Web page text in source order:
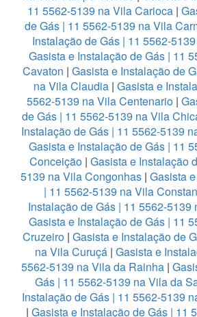
11 5562-5139 na Vila Carioca|
de Gás | 11 5562-5139 na Vila
Instalação de Gás | 11 5562-
Gasista e Instalação de Gás | 11
Cavaton | Gasista e Instalação de
na Vila Claudia| Gasista e
5562-5139 na Vila Centenario |
de Gás | 11 5562-5139 na Vila
Instalação de Gás | 11 5562-5139
Gasista e Instalação de Gás | 11
Conceição| Gasista e Instalação
5139 na Vila Congonhas | Gasista
| 11 5562-5139 na Vila
Instalação de Gás | 11 5562-5139
Gasista e Instalação de Gás | 11
Cruzeiro | Gasista e Instalação de
na Vila Curuçá | Gasista e
5562-5139 na Vila da Rainha |
Gás | 11 5562-5139 na Vila da
Instalação de Gás | 11 5562-5139
| Gasista e Instalação de Gás | 11